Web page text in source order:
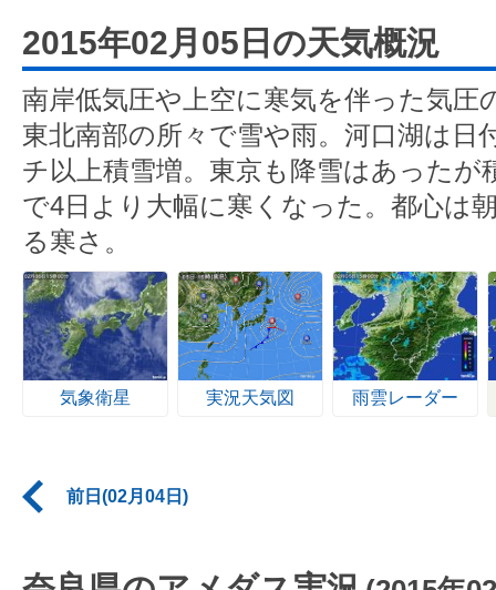
2015年02月05日の天気概況
南岸低気圧や上空に寒気を伴った気圧
東北南部の所々で雪や雨。河口湖は日
チ以上積雪増。東京も降雪はあったが
で4日より大幅に寒くなった。都心は
る寒さ。
気象衛星 実況天気図 雨雲レーダー
前日(02月04日)